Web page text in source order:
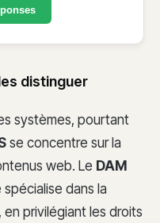
distinguer
systèmes, pourtant
se concentre sur la
web. Le DAM
dans la
privilégiant les droits